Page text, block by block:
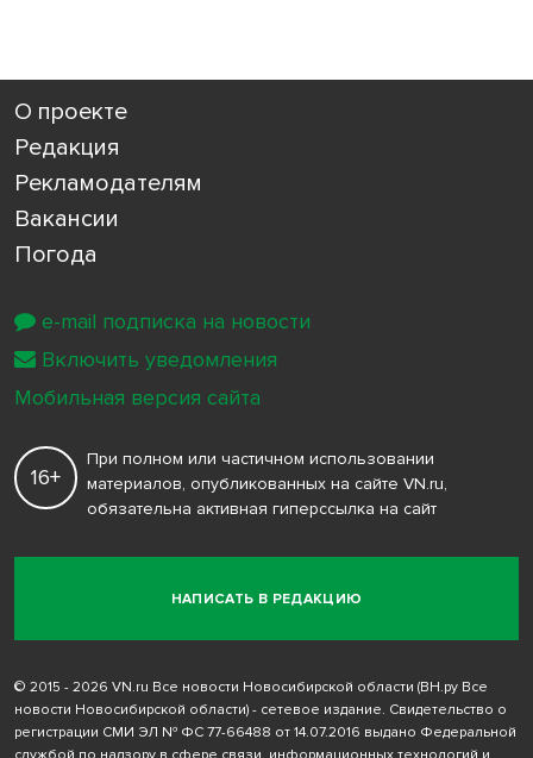
О проекте
Редакция
Рекламодателям
Вакансии
Погода
НАПИСАТЬ В РЕДАКЦИЮ
16+
При полном или частичном использовании
материалов, опубликованных на сайте VN.ru,
обязательна активная гиперссылка на сайт
© 2015 - 2026 VN.ru Все новости Новосибирской области (ВН.ру Все
новости Новосибирской области) - сетевое издание. Свидетельство о
регистрации СМИ ЭЛ № ФС 77-66488 от 14.07.2016 выдано Федеральной
e-mail подписка на новости
Включить уведомления
Мобильная версия сайта